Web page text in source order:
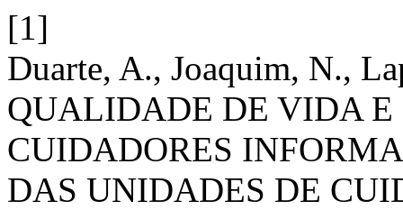
[1]
Duarte, A., Joaquim, N.,
QUALIDADE DE VIDA E
CUIDADORES
DAS UNIDADES DE